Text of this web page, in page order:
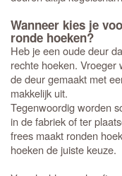
Wanneer kies je
ronde hoeken?
Heb je een oude deur
rechte hoeken. Vroeger
de deur gemaakt met
makkelijk uit.
Tegenwoordig worden
in de fabriek of ter
frees maakt ronden
hoeken de juiste keuze.